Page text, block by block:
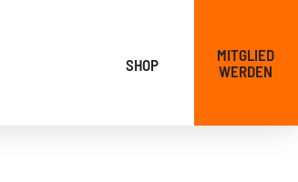
SHOP
MITGLIED
WERDEN